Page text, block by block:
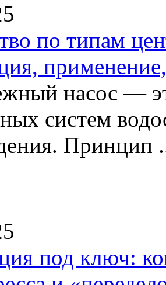
по типам
насос —
систем
Принцип
под ключ: